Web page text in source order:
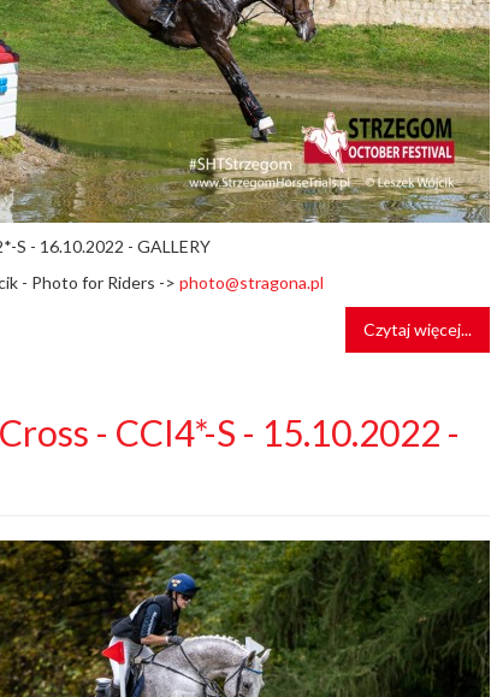
S - 16.10.2022 - GALLERY
- Photo for Riders -> photo@stragona.pl
Czytaj więcej...
- CCI4*-S - 15.10.2022 -